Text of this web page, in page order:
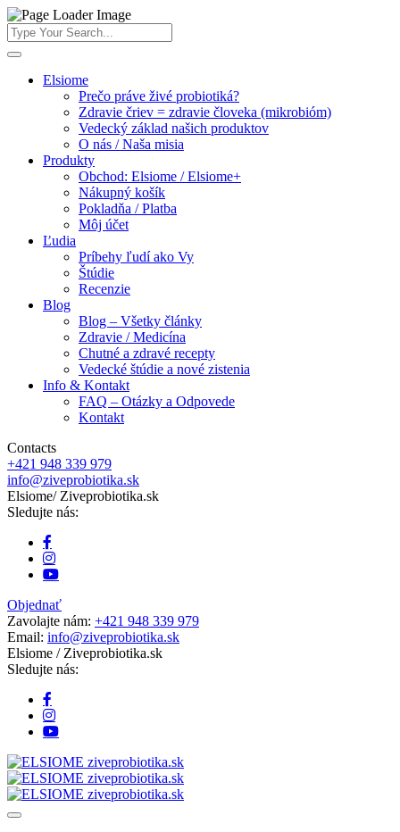
Elsiome
Prečo práve živé probiotiká?
Zdravie čriev = zdravie človeka (mikrobióm)
Vedecký základ našich produktov
O nás / Naša misia
Produkty
Obchod: Elsiome / Elsiome+
Nákupný košík
Pokladňa / Platba
Môj účet
Ľudia
Príbehy ľudí ako Vy
Štúdie
Recenzie
Blog
Blog – Všetky články
Zdravie / Medicína
Chutné a zdravé recepty
Vedecké štúdie a nové zistenia
Info & Kontakt
FAQ – Otázky a Odpovede
Kontakt
Contacts
+421 948 339 979
info@ziveprobiotika.sk
Elsiome/ Ziveprobiotika.sk
Sledujte nás:
Objednať
Zavolajte nám: +421 948 339 979
Email: info@ziveprobiotika.sk
Elsiome / Ziveprobiotika.sk
Sledujte nás: